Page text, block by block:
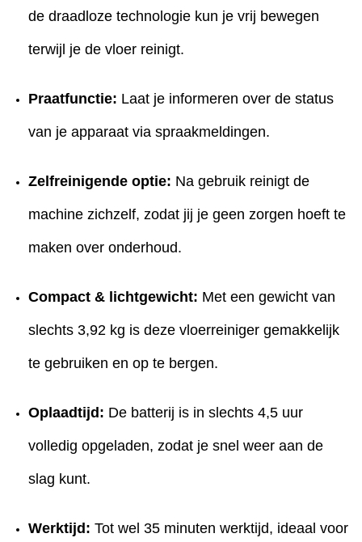
de draadloze technologie kun je vrij bewegen
terwijl je de vloer reinigt.
Praatfunctie: Laat je informeren over de status
van je apparaat via spraakmeldingen.
Zelfreinigende optie: Na gebruik reinigt de
machine zichzelf, zodat jij je geen zorgen hoeft te
maken over onderhoud.
Compact & lichtgewicht: Met een gewicht van
slechts 3,92 kg is deze vloerreiniger gemakkelijk
te gebruiken en op te bergen.
Oplaadtijd: De batterij is in slechts 4,5 uur
volledig opgeladen, zodat je snel weer aan de
slag kunt.
Werktijd: Tot wel 35 minuten werktijd, ideaal voor